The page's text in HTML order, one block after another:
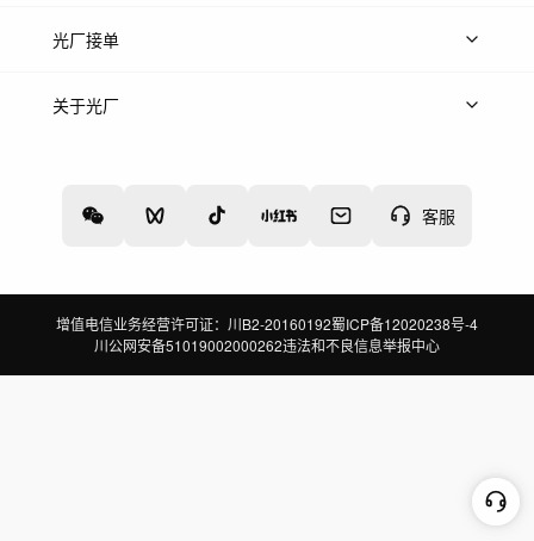
客服
上传案例
光厂接单
上架服务
关于光厂
增值电信业务经营许可证：川B2-20160192蜀ICP备12020238号-4
川公网安备51019002000262违法和不良信息举报中心